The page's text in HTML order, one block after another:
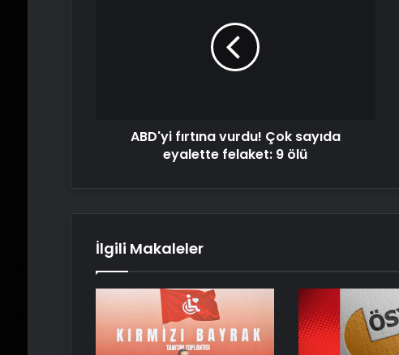
ABD'yi fırtına vurdu! Çok sayıda
eyalette felaket: 9 ölü
İlgili Makaleler